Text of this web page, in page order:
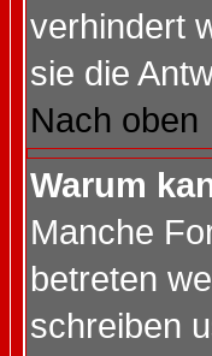
verhindert
sie die
Nach oben
Warum
Manche
betreten
schreiben